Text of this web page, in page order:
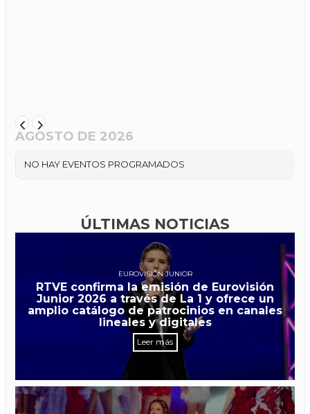
AGOSTO DE 2026
NO HAY EVENTOS PROGRAMADOS
ÚLTIMAS NOTICIAS
EUROVISIÓN JUNIOR
RTVE confirma la emisión de Eurovisión
Junior 2026 a través de La 1 y ofrece un
amplio catálogo de patrocinios en canales
lineales y digitales
Leer más